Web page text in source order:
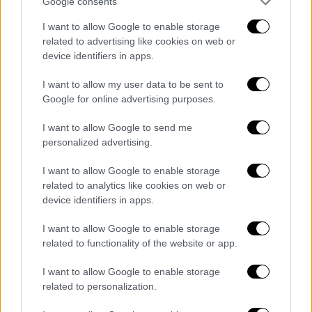
I want to allow Google to enable storage
related to advertising like cookies on web or
device identifiers in apps.
I want to allow my user data to be sent to
Google for online advertising purposes.
I want to allow Google to send me
personalized advertising.
I want to allow Google to enable storage
related to analytics like cookies on web or
device identifiers in apps.
I want to allow Google to enable storage
related to functionality of the website or app.
I want to allow Google to enable storage
related to personalization.
«Η σύνοδος κορυφήςμάς κατέδειξε έντονα
τη συλλογική βούληση
κόσμουκατά της ισραηλινής επιθετικότητας
και την αλληλεγγύη του προς το Κατάρ. Στη
ότι η ισραηλινή επίθεση στρεφόταν εναντίον
όλων των ισλαμικών κρατών. Ζητήσαμε
επίσης όλα τα δυνατά νόμιμα και
αποτελεσματικά μέτρα για να σταματήσουν
οι απάνθρωπες πράξεις του Ισραήλ κατά του
παλαιστινιακού λαού. Ως πρωτοπόροι της
χώρας μας, αξιολογήσαμε πρόσθετα μέτρα,
διπλωματικών και οικονομικών σχέσεων με
το Ισραήλ. Με την ευκαιρία της συνόδου